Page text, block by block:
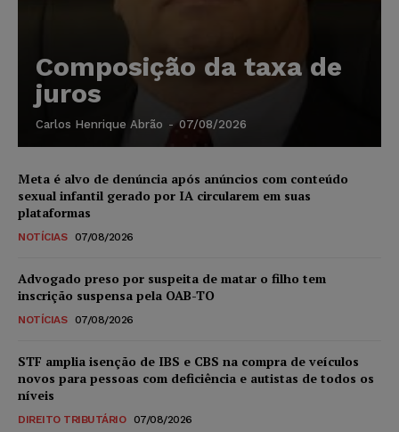
Composição da taxa de
juros
Carlos Henrique Abrão - 07/08/2026
Meta é alvo de denúncia após anúncios com conteúdo
sexual infantil gerado por IA circularem em suas
plataformas
NOTÍCIAS 07/08/2026
Advogado preso por suspeita de matar o filho tem
inscrição suspensa pela OAB-TO
NOTÍCIAS 07/08/2026
STF amplia isenção de IBS e CBS na compra de veículos
novos para pessoas com deficiência e autistas de todos os
níveis
DIREITO TRIBUTÁRIO 07/08/2026